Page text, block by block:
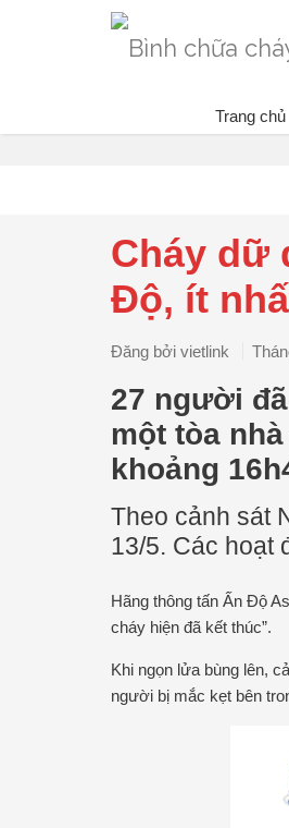
Trang chủ
Cháy dữ
Độ, ít
Đăng bởi vietlink
27 người
một tòa
khoảng
Theo cảnh sát
13/5. Các hoạt
Hãng thông tấn Ấn Độ
cháy hiện đã kết thúc”.
Khi ngọn lửa bùng lên,
người bị mắc kẹt bên